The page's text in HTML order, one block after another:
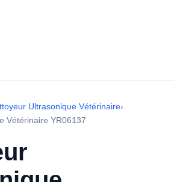
Ultrasonique Vétérinaire›
Vétérinaire YR06137